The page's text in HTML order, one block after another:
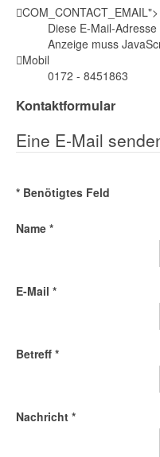
COM_CONTACT_EMAIL">
Diese E-Mail-
Anzeige muss
Mobil
0172 - 8451863
Kontaktformular
Eine E-Mail
* Benötigtes Feld
Name *
E-Mail *
Betreff *
Nachricht *